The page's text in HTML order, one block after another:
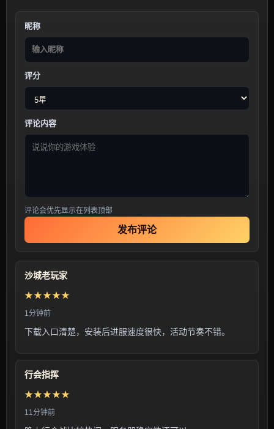
昵称
评分
评论内容
评论会优先显示在列表顶部
发布评论
沙城老玩家
★★★★★
1分钟前
下载入口清楚，安装后进服速度很快，活动节奏不错。
行会指挥
★★★★★
11分钟前